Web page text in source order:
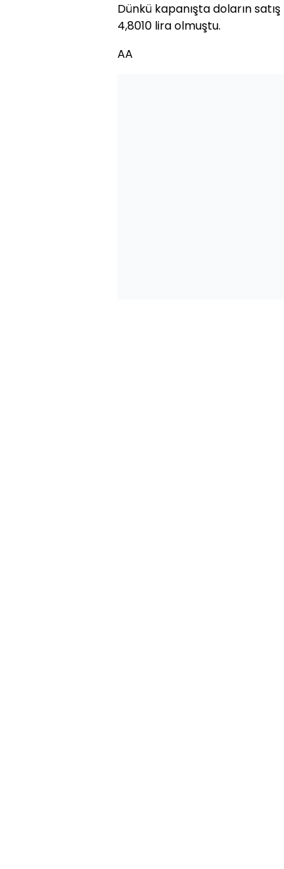
Dünkü kapanışta doların
4,8010 lira olmuştu.
AA